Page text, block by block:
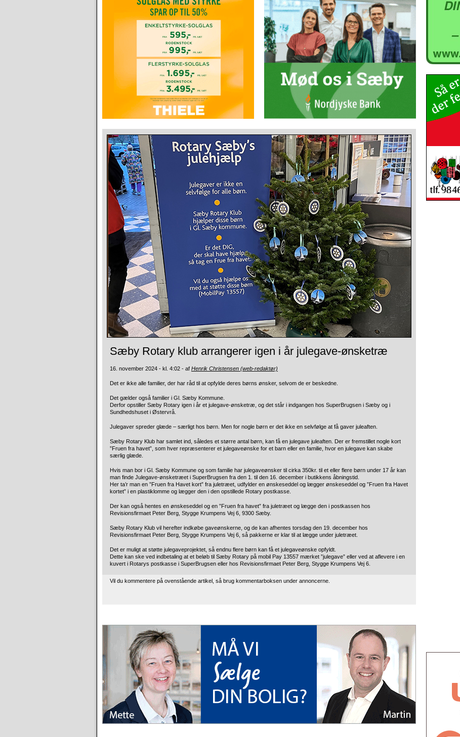
Sæby Rotary klub arrangerer igen i år julegave-ønsketræ
16. november 2024 - kl. 4:02 - af Henrik Christensen (web-redaktør)
Det er ikke alle familier, der har råd til at opfylde deres børns ønsker, selvom de er beskedne.
Det gælder også familier i Gl. Sæby Kommune.
Derfor opstiller Sæby Rotary igen i år et julegave-ønsketræ, og det står i indgangen hos SuperBrugsen i Sæby og i
Sundhedshuset i Østervrå.
Julegaver spreder glæde – særligt hos børn. Men for nogle børn er det ikke en selvfølge at få gaver juleaften.
Sæby Rotary Klub har samlet ind, således et større antal børn, kan få en julegave juleaften. Der er fremstillet nogle kort
”Fruen fra havet”, som hver repræsenterer et julegaveønske for et barn eller en familie, hvor en julegave kan skabe
særlig glæde.
Hvis man bor i Gl. Sæby Kommune og som familie har julegaveønsker til cirka 350kr. til et eller flere børn under 17 år kan
man finde Julegave-ønsketræet i SuperBrugsen fra den 1. til den 16. december i butikkens åbningstid.
Her ta’r man en ”Fruen fra Havet kort” fra juletræet, udfylder en ønskeseddel og lægger ønskeseddel og ”Fruen fra Havet
kortet” i en plastiklomme og lægger den i den opstillede Rotary postkasse.
Der kan også hentes en ønskeseddel og en ”Fruen fra havet” fra juletræet og lægge den i postkassen hos
Revisionsfirmaet Peter Berg, Stygge Krumpens Vej 6, 9300 Sæby.
Sæby Rotary Klub vil herefter indkøbe gaveønskerne, og de kan afhentes torsdag den 19. december hos
Revisionsfirmaet Peter Berg, Stygge Krumpens Vej 6, så pakkerne er klar til at lægge under juletræet.
Det er muligt at støtte julegaveprojektet, så endnu flere børn kan få et julegaveønske opfyldt.
Dette kan ske ved indbetaling at et beløb til Sæby Rotary på mobil Pay 13557 mærket ”julegave” eller ved at aflevere i en
kuvert i Rotarys postkasse i SuperBrugsen eller hos Revisionsfirmaet Peter Berg, Stygge Krumpens Vej 6.
Vil du kommentere på ovenstående artikel, så brug kommentarboksen under annoncerne.